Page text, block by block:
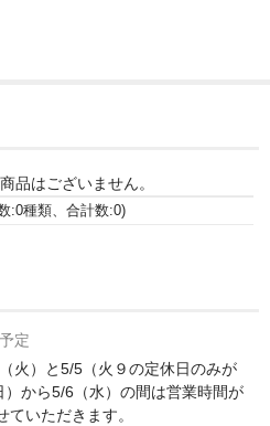
品はございません。
:0種類、合計数:0)
定
火）と5/5（火９の定休日のみが
から5/6（水）の間は営業時間が
いただきます。